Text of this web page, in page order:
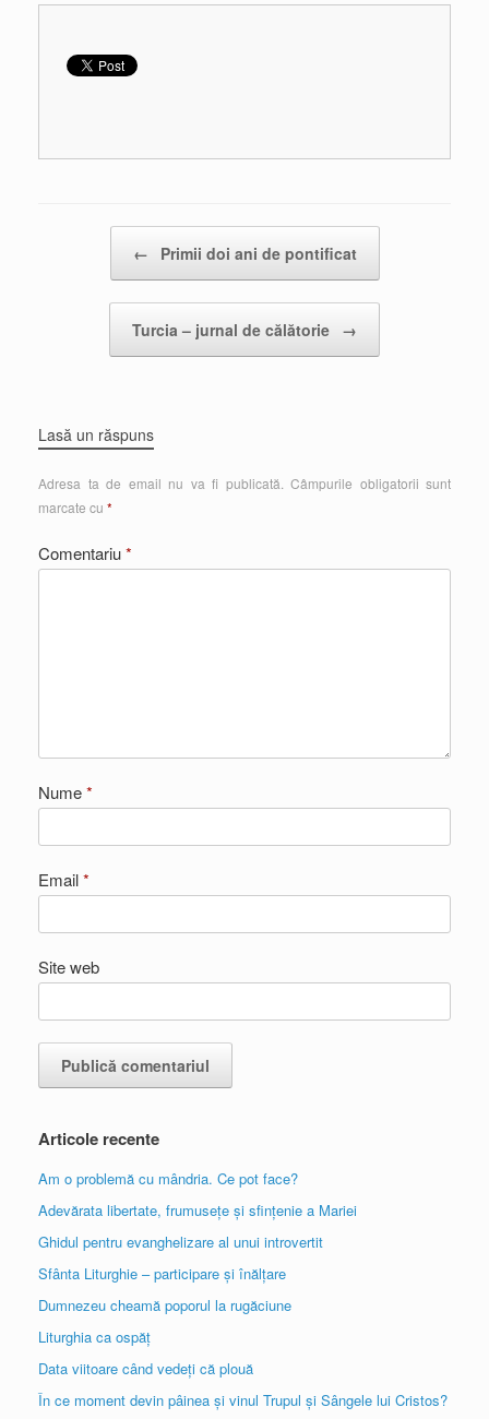
← Primii doi ani de pontificat
Turcia – jurnal de călătorie →
Lasă un răspuns
Adresa ta de email nu va fi publicată. Câmpurile obligatorii sunt
marcate cu *
Comentariu*
Nume*
Email*
Site web
Articole recente
Am o problemă cu mândria. Ce pot face?
Adevărata libertate, frumusețe și sfințenie a Mariei
Ghidul pentru evanghelizare al unui introvertit
Sfânta Liturghie – participare și înălțare
Dumnezeu cheamă poporul la rugăciune
Liturghia ca ospăț
Data viitoare când vedeți că plouă
În ce moment devin pâinea și vinul Trupul și Sângele lui Cristos?